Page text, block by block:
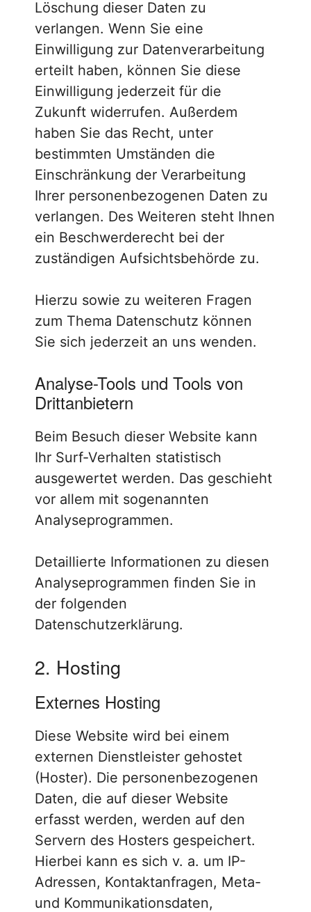
Löschung dieser Daten zu
verlangen. Wenn Sie eine
Einwilligung zur Datenverarbeitung
erteilt haben, können Sie diese
Einwilligung jederzeit für die
Zukunft widerrufen. Außerdem
haben Sie das Recht, unter
bestimmten Umständen die
Einschränkung der Verarbeitung
Ihrer personenbezogenen Daten zu
verlangen. Des Weiteren steht Ihnen
ein Beschwerderecht bei der
zuständigen Aufsichtsbehörde zu.
Hierzu sowie zu weiteren Fragen
zum Thema Datenschutz können
Sie sich jederzeit an uns wenden.
Analyse-Tools und Tools von
Dritt­anbietern
Beim Besuch dieser Website kann
Ihr Surf-Verhalten statistisch
ausgewertet werden. Das geschieht
vor allem mit sogenannten
Analyseprogrammen.
Detaillierte Informationen zu diesen
Analyseprogrammen finden Sie in
der folgenden
Datenschutzerklärung.
2. Hosting
Externes Hosting
Diese Website wird bei einem
externen Dienstleister gehostet
(Hoster). Die personenbezogenen
Daten, die auf dieser Website
erfasst werden, werden auf den
Servern des Hosters gespeichert.
Hierbei kann es sich v. a. um IP-
Adressen, Kontaktanfragen, Meta-
und Kommunikationsdaten,